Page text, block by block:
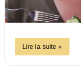
Lire la suite »